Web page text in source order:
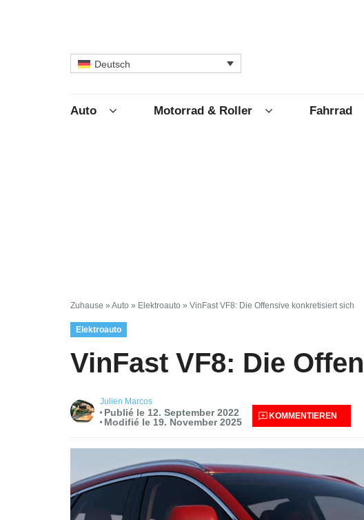
Deutsch
Auto Motorrad & Roller Fahrrad
Zuhause » Auto » Elektroauto » VinFast VF8: Die Offensive konkretisiert sich
Elektroauto
VinFast VF8: Die
Julien Marcos
Publié le 12. September 2022
Modifié le 19. November 2025
KOMMENTIEREN